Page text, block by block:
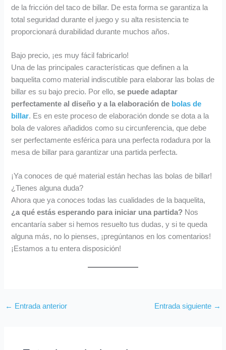
de la fricción del taco de billar. De esta forma se garantiza la
total seguridad durante el juego y su alta resistencia te
proporcionará durabilidad durante muchos años.
Bajo precio, ¡es muy fácil fabricarlo!
Una de las principales características que definen a la
baquelita como material indiscutible para elaborar las bolas de
billar es su bajo precio. Por ello,se puede adaptar
perfectamente al diseño y a la elaboración de bolas de
billar. Es en este proceso de elaboración donde se dota a la
bola de valores añadidos como su circunferencia, que debe
ser perfectamente esférica para una perfecta rodadura por la
mesa de billar para garantizar una partida perfecta.
¡Ya conoces de qué material están hechas las bolas de billar!
¿Tienes alguna duda?
Ahora que ya conoces todas las cualidades de la baquelita,
¿a qué estás esperando para iniciar una partida? Nos
encantaría saber si hemos resuelto tus dudas, y si te queda
alguna más, no lo pienses, ¡pregúntanos en los comentarios!
¡Estamos a tu entera disposición!
← Entrada anterior Entrada siguiente →